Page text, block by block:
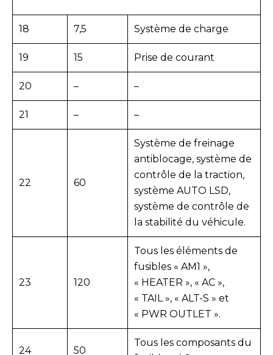
18 7,5 Système de charge
19 15 Prise de courant
20 – –
21 – –
22 60
Système de freinage
antiblocage, système de
contrôle de la traction,
système AUTO LSD,
système de contrôle de
la stabilité du véhicule.
23 120
Tous les éléments de
fusibles « AM1 »,
« HEATER », « AC »,
« TAIL », « ALT-S » et
« PWR OUTLET ».
24 50
Tous les composants du